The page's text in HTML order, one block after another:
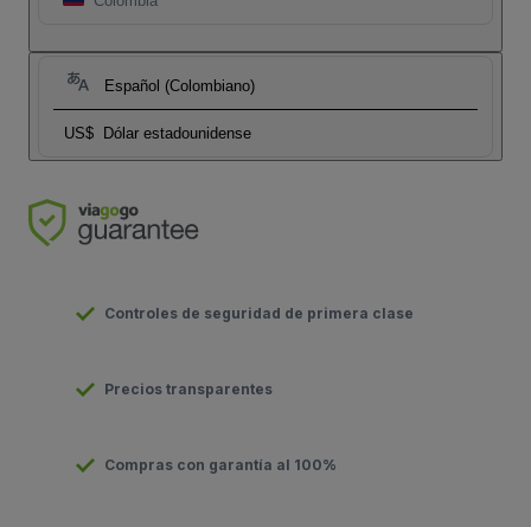
Español (Colombiano)
US$ Dólar estadounidense
Controles de seguridad de primera clase
Precios transparentes
Compras con garantía al 100%